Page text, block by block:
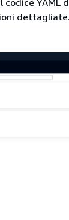
dettagliate.